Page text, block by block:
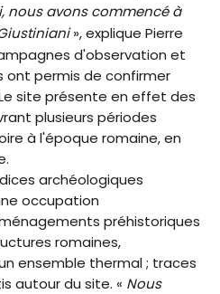
nous avons commencé à
», explique Pierre
d'observation et
ont permis de confirmer
site présente en effet des
plusieurs périodes
à l'époque romaine, en
archéologiques
occupation
préhistoriques
romaines,
ensemble thermal ; traces
autour du site. « Nous